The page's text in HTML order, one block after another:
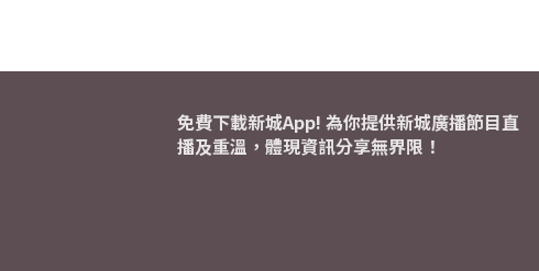
免費下載新城App! 為你提供新城廣播節目直
播及重溫，體現資訊分享無界限！